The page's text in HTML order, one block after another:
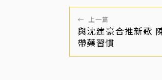
← 上一篇
與沈建豪合推新歌
帶藥習慣